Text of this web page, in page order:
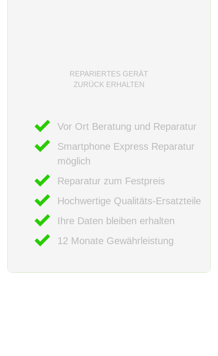
REPARIERTES GERÄT
ZURÜCK ERHALTEN
Vor Ort Beratung und Reparatur
Smartphone Express Reparatur
möglich
Reparatur zum Festpreis
Hochwertige Qualitäts-Ersatzteile
Ihre Daten bleiben erhalten
12 Monate Gewährleistung